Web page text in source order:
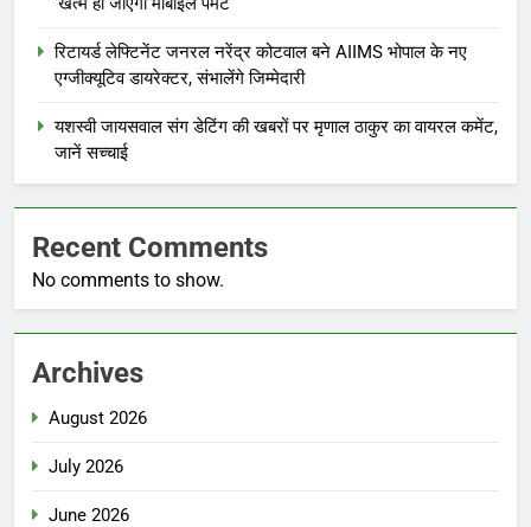
रिटायर्ड लेफ्टिनेंट जनरल नरेंद्र कोटवाल बने AIIMS भोपाल के नए
एग्जीक्यूटिव डायरेक्टर, संभालेंगे जिम्मेदारी
यशस्वी जायसवाल संग डेटिंग की खबरों पर मृणाल ठाकुर का वायरल कमेंट,
जानें सच्चाई
Recent Comments
No comments to show.
Archives
August 2026
July 2026
June 2026